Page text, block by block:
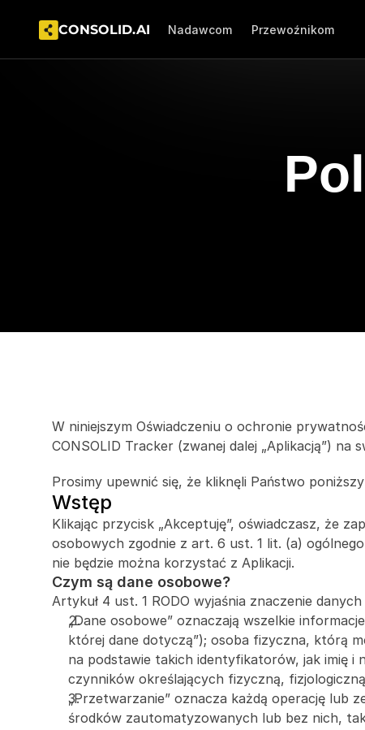
CONSOLID.AI Nadawcom Przewoźnikom
W niniejszym Oświadczeniu o ochronie
CONSOLID Tracker (zwanej dalej „Aplikacją”)
Prosimy upewnić się, że kliknęli Państwo
Wstęp
Klikając przycisk „Akceptuję”, oświadczasz, że
osobowych zgodnie z art. 6 ust. 1 lit. (a)
nie będzie można korzystać z Aplikacji.
Czym są dane osobowe?
Artykuł 4 ust. 1 RODO wyjaśnia znaczenie
„Dane osobowe” oznaczają wszelkie
której dane dotyczą”); osoba fizyczna, którą
na podstawie takich identyfikatorów, jak imię
czynników określających fizyczną,
„Przetwarzanie” oznacza każdą operację lub
środków zautomatyzowanych lub bez nich,